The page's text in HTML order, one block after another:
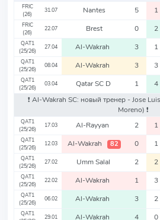
FRIC
(26)
31.07 Nantes 5 1
FRIC
(26)
22.07 Brest 0 2
QAT1
(25/26)
27.04 Al-Wakrah 3 1
QAT1
(25/26)
08.04 Al-Wakrah 3 3
QAT1
(25/26)
03.04 Qatar SC D 1 4
❗️ Al-Wakrah SC: новый тренер - Jose
Moreno) ❗️
QAT1
(25/26)
17.03 Al-Rayyan 2 1
QAT1
(25/26)
12.03 Al-Wakrah 82 0 1
QAT1
(25/26)
27.02 Umm Salal 2 2
QAT1
(25/26)
22.02 Al-Wakrah 1 3
QAT1
(25/26)
06.02 Al-Wakrah 3 2
QAT1
29.01 Al-Wakrah 4 0